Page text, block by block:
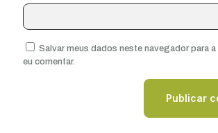
Salvar meus dados neste navegador para
eu comentar.